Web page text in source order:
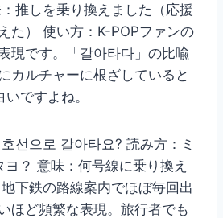
推しを乗り換えました（応援
た） 使い方：K-POPファンの
現です。「갈아타다」の比喩
カルチャーに根ざしていると
ですよね。
선으로 갈아타요? 読み方：ミ
ヨ？ 意味：何号線に乗り換え
下鉄の路線案内でほぼ毎回出
ほど頻繁な表現。旅行者でも